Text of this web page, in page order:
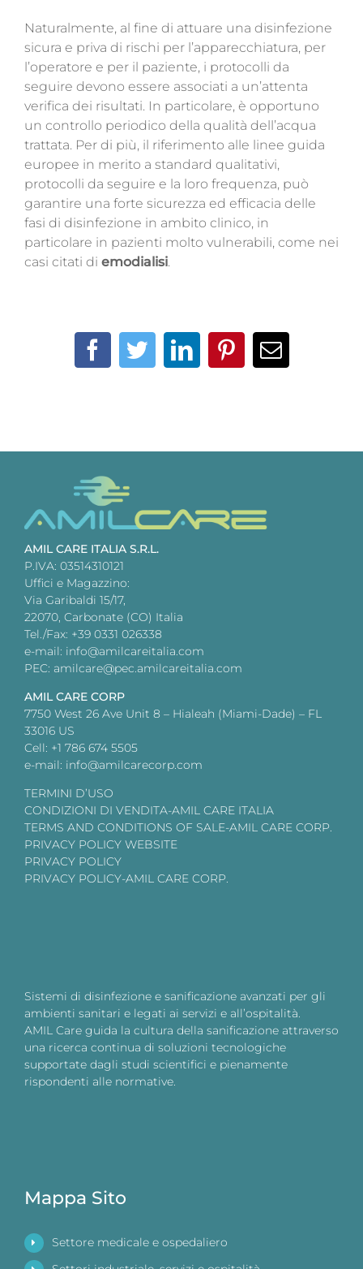
Naturalmente, al fine di attuare una disinfezione
sicura e priva di rischi per l’apparecchiatura, per
l’operatore e per il paziente, i protocolli da
seguire devono essere associati a un’attenta
verifica dei risultati. In particolare, è opportuno
un controllo periodico della qualità dell’acqua
trattata. Per di più, il riferimento alle linee guida
europee in merito a standard qualitativi,
protocolli da seguire e la loro frequenza, può
garantire una forte sicurezza ed efficacia delle
fasi di disinfezione in ambito clinico, in
particolare in pazienti molto vulnerabili, come nei
casi citati di emodialisi.
Facebook
TwitterLinkedIn
Pinterest
Email
AMIL CARE ITALIA S.R.L.
P.IVA: 03514310121
Uffici e Magazzino:
Via Garibaldi 15/17,
22070, Carbonate (CO) Italia
Tel./Fax: +39 0331 026338
e-mail: info@amilcareitalia.com
PEC: amilcare@pec.amilcareitalia.com
AMIL CARE CORP
7750 West 26 Ave Unit 8 – Hialeah (Miami-Dade) – FL
33016 US
Cell: +1 786 674 5505
e-mail: info@amilcarecorp.com
TERMINI D’USO
CONDIZIONI DI VENDITA-AMIL CARE ITALIA
TERMS AND CONDITIONS OF SALE-AMIL CARE CORP.
PRIVACY POLICY WEBSITE
PRIVACY POLICY
PRIVACY POLICY-AMIL CARE CORP.
Sistemi di disinfezione e sanificazione avanzati per gli
ambienti sanitari e legati ai servizi e all’ospitalità.
AMIL Care guida la cultura della sanificazione attraverso
una ricerca continua di soluzioni tecnologiche
supportate dagli studi scientifici e pienamente
rispondenti alle normative.
Mappa Sito
Settore medicale e ospedaliero